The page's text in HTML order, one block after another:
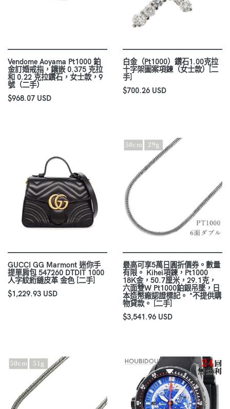
Vendome Aoyama Pt1000 鉑
金訂婚戒指，鑲嵌 0.375 克拉
和 0.22 克拉鑽石，女士款，9
號（二手）
$968.07 USD
白金（Pt1000）鑽石1.00克拉
十字架圖案項鍊（女士款）[二
手]
$700.26 USD
GUCCI GG Marmont 迷你手
提單肩包 547260 DTDIT 1000
人字紋絎縫皮革 金色 [二手]
$1,229.93 USD
最高可享5萬日圓折價券。數量
有限。 Kihei項鍊，Pt1000
18K金，50.7厘米，29.1克，
六面雙W Pt1000鉑銀吊墜，日
本造幣廠認證標記。 *不提供購
物貸款。 [二手]
$3,541.96 USD